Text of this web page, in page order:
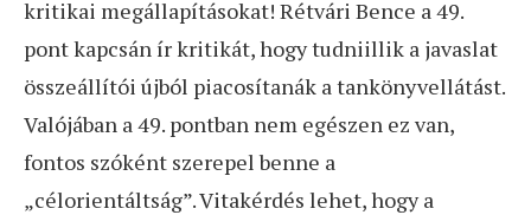
kritikai megállapításokat! Rétvári Bence a 49.
pont kapcsán ír kritikát, hogy tudniillik a javaslat
összeállítói újból piacosítanák a tankönyvellátást.
Valójában a 49. pontban nem egészen ez van,
fontos szóként szerepel benne a
„célorientáltság”. Vitakérdés lehet, hogy a